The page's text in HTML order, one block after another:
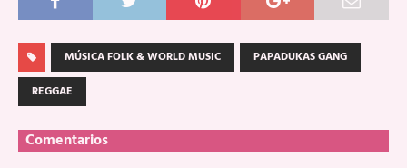
MÚSICA FOLK & WORLD MUSIC
PAPADUKAS GANG
REGGAE
Comentarios